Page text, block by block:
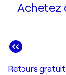
Achetez
Retours